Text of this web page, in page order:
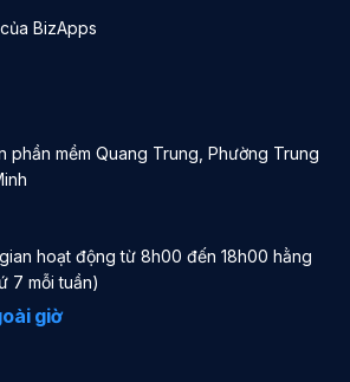
BizApps
phần mềm Quang Trung, Phường Trung
hoạt động từ 8h00 đến 18h00 hằng
7 mỗi tuần)
giờ